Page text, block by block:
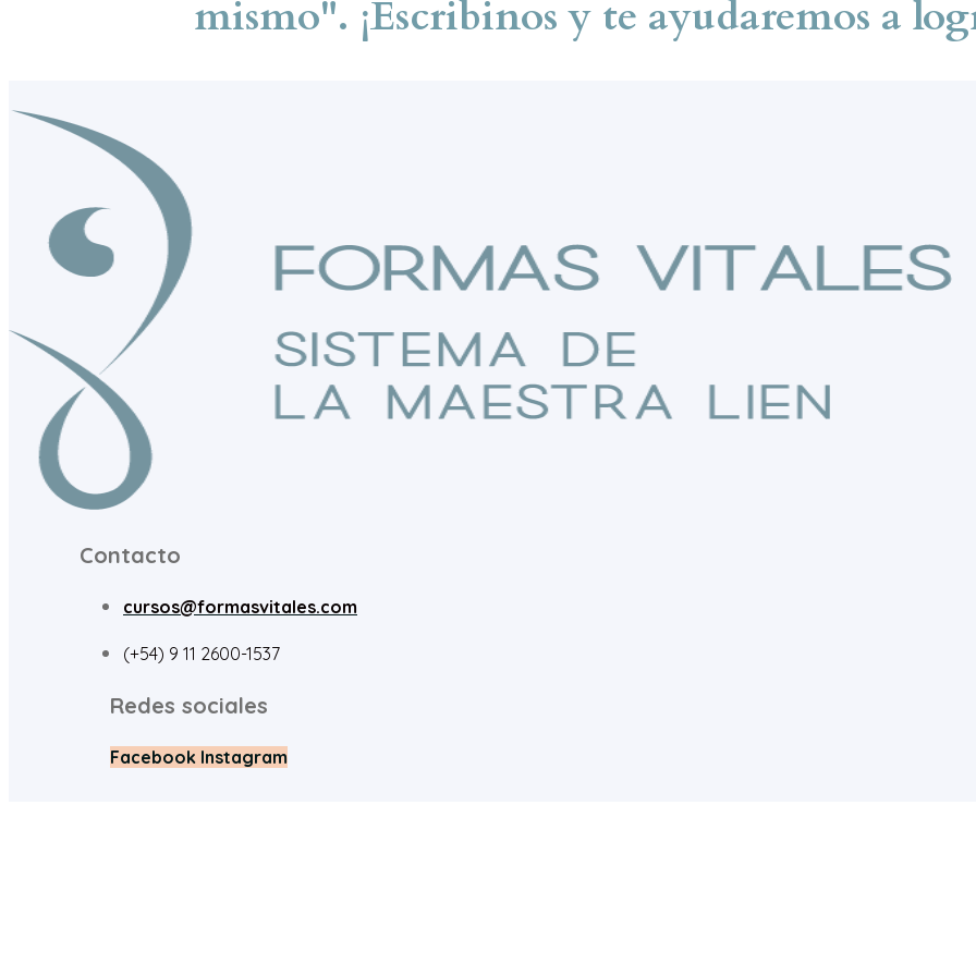
mismo". ¡Escribinos y te ayudaremos a
Contacto
cursos@formasvitales.com
(+54) 9 11 2600-1537
Redes sociales
Facebook Instagram